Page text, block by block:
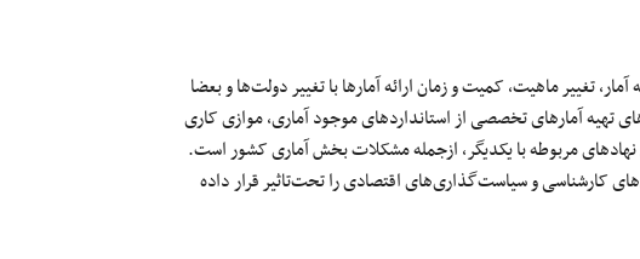
آمار، تغییر ماهیت، کمیت و زمان ارائه آمارها با تغییردولت‌هاوبعضا
تهیه آمارهای تخصصی ازاستانداردهایموجود آماری، موازی کاری
مربوطهبایکدیگر، ازجمله مشکلات بخش آماری کشور است.
کارشناسیوسیاست‌گذاری‌هایاقتصادی راتحت‌تاثیرقرار داده